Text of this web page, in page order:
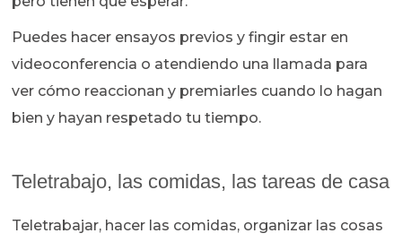
Puedes hacer ensayos previos y fingir estar en
videoconferencia o atendiendo una llamada para
ver cómo reaccionan y premiarles cuando lo hagan
bien y hayan respetado tu tiempo.
Teletrabajo, las comidas, las tareas de casa
Teletrabajar, hacer las comidas, organizar las cosas